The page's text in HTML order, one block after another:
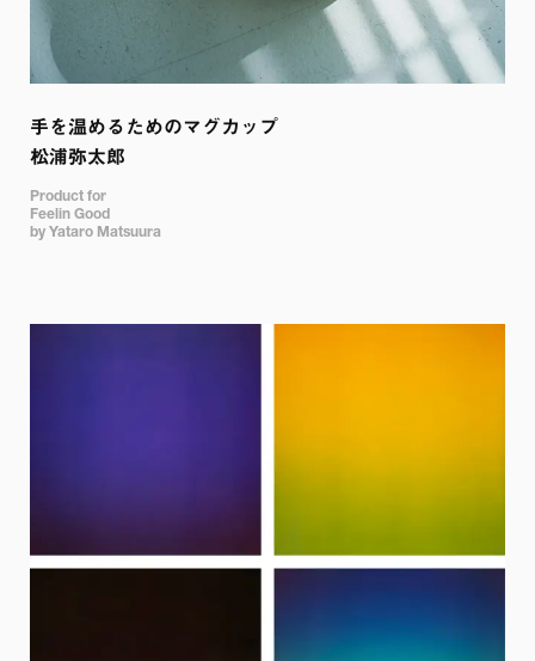
手を温めるためのマグカップ
松浦弥太郎
Product for
Feelin Good
by Yataro Matsuura